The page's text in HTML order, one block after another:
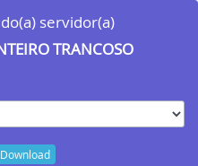
do(a) servidor(a)
TRANCOSO
Download